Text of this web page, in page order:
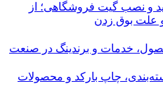
و نصب گیت فروشگاهی؛ از
علت بوق زدن
خدمات و برندینگ در صنعت
چاپ بارکد و محصولات